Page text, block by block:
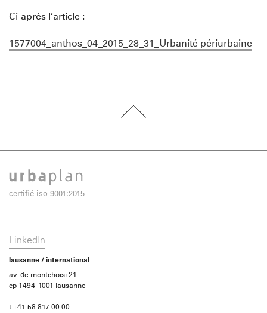
Ci-après l’article :
1577004_anthos_04_2015_28_31_Urbanité périurbaine
certifié iso 9001:2015
LinkedIn
lausanne / international
av. de montchoisi 21
cp 1494 -1001 lausanne
t +41 58 817 00 00